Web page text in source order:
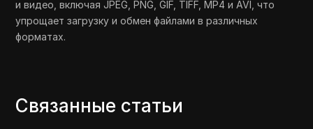
и видео, включая JPEG, PNG, GIF, TIFF, MP4 и AVI, что
упрощает загрузку и обмен файлами в различных
форматах.
Связанные статьи